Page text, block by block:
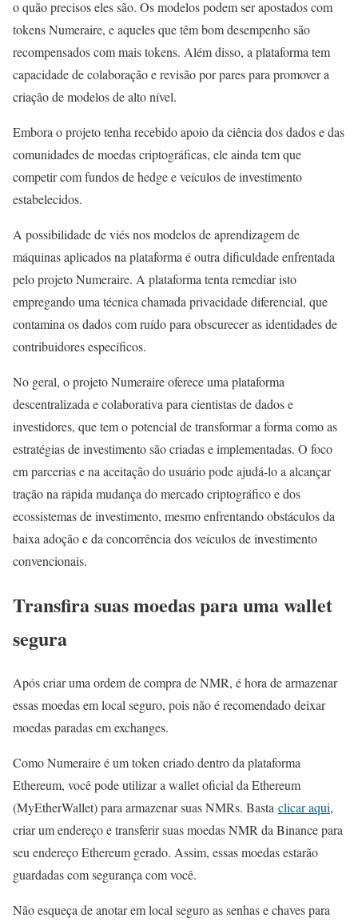
o quão precisos eles são. Os modelos podem ser apostados com
tokens Numeraire, e aqueles que têm bom desempenho são
recompensados com mais tokens. Além disso, a plataforma tem
capacidade de colaboração e revisão por pares para promover a
criação de modelos de alto nível.
Embora o projeto tenha recebido apoio da ciência dos dados e das
comunidades de moedas criptográficas, ele ainda tem que
competir com fundos de hedge e veículos de investimento
estabelecidos.
A possibilidade de viés nos modelos de aprendizagem de
máquinas aplicados na plataforma é outra dificuldade enfrentada
pelo projeto Numeraire. A plataforma tenta remediar isto
empregando uma técnica chamada privacidade diferencial, que
contamina os dados com ruído para obscurecer as identidades de
contribuidores específicos.
No geral, o projeto Numeraire oferece uma plataforma
descentralizada e colaborativa para cientistas de dados e
investidores, que tem o potencial de transformar a forma como as
estratégias de investimento são criadas e implementadas. O foco
em parcerias e na aceitação do usuário pode ajudá-lo a alcançar
tração na rápida mudança do mercado criptográfico e dos
ecossistemas de investimento, mesmo enfrentando obstáculos da
baixa adoção e da concorrência dos veículos de investimento
convencionais.
Transfira suas moedas para uma wallet
segura
Após criar uma ordem de compra de NMR, é hora de armazenar
essas moedas em local seguro, pois não é recomendado deixar
moedas paradas em exchanges.
Como Numeraire é um token criado dentro da plataforma
Ethereum, você pode utilizar a wallet oficial da Ethereum
(MyEtherWallet) para armazenar suas NMRs. Basta clicar aqui,
criar um endereço e transferir suas moedas NMR da Binance para
seu endereço Ethereum gerado. Assim, essas moedas estarão
guardadas com segurança com você.
Não esqueça de anotar em local seguro as senhas e chaves para